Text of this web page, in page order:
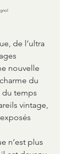
de l’ultra
nouvelle
du
du temps
vintage,
n’est plus